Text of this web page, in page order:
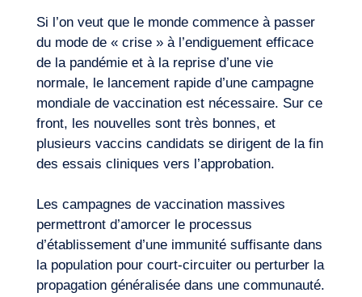
Journal de Bord
Si l’on veut que le monde commence à passer
du mode de « crise » à l’endiguement efficace
de la pandémie et à la reprise d’une vie
normale, le lancement rapide d’une campagne
mondiale de vaccination est nécessaire. Sur ce
front, les nouvelles sont très bonnes, et
plusieurs vaccins candidats se dirigent de la fin
des essais cliniques vers l’approbation.
Les campagnes de vaccination massives
permettront d’amorcer le processus
d’établissement d’une immunité suffisante dans
la population pour court-circuiter ou perturber la
propagation généralisée dans une communauté.